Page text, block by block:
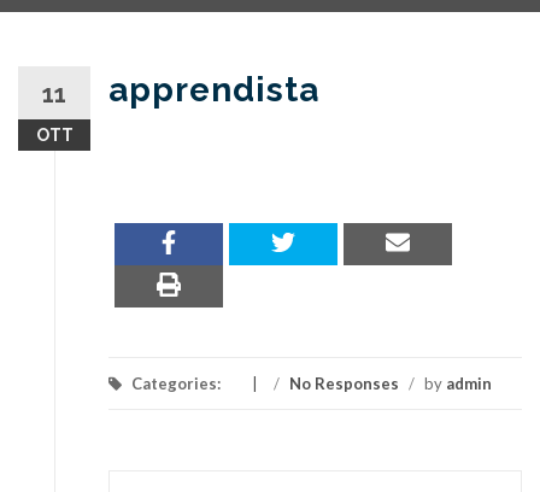
11
OTT
apprendista
Categories: / No Responses / by admin